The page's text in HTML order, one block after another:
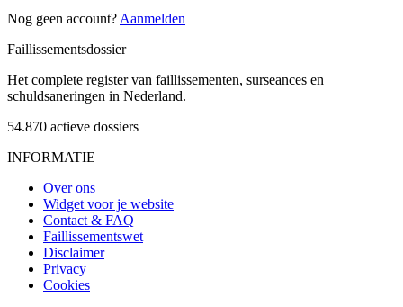
Nog geen account? Aanmelden
Faillissementsdossier
Het complete register van faillissementen, surseances en
schuldsaneringen in Nederland.
54.870 actieve dossiers
INFORMATIE
Over ons
Widget voor je website
Contact & FAQ
Faillissementswet
Disclaimer
Privacy
Cookies